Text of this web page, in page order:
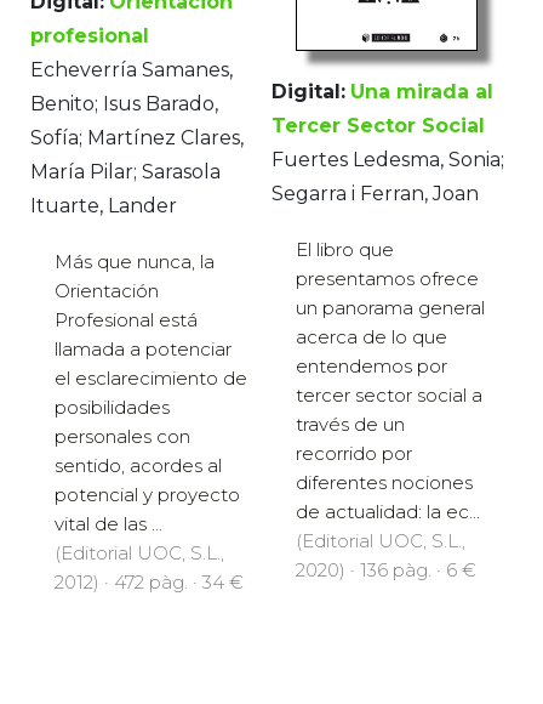
profesional
Echeverría Samanes,
Benito; Isus Barado,
Sofía; Martínez Clares,
María Pilar; Sarasola
Ituarte, Lander
Más que nunca, la
Orientación
Profesional está
llamada a potenciar
el esclarecimiento de
posibilidades
personales con
sentido, acordes al
potencial y proyecto
vital de las ...
(Editorial UOC, S.L.,
2012) · 472 pàg. · 34 €
Digital: Una mirada al
Tercer Sector Social
Fuertes Ledesma, Sonia;
Segarra i Ferran, Joan
El libro que
presentamos ofrece
un panorama general
acerca de lo que
entendemos por
tercer sector social a
través de un
recorrido por
diferentes nociones
de actualidad: la ec...
(Editorial UOC, S.L.,
2020) · 136 pàg. · 6 €